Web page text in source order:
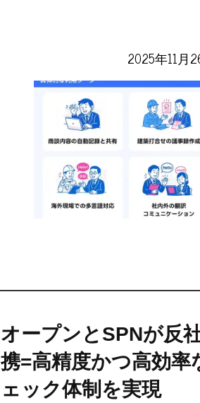
2025年11月
オープンとSPNが反
携=高精度かつ高効率
ェック体制を実現